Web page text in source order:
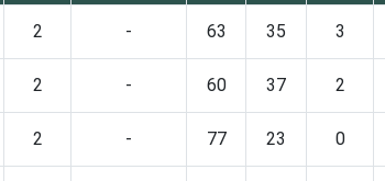
2 - 63 35 3
2 - 60 37 2
2 - 77 23 0